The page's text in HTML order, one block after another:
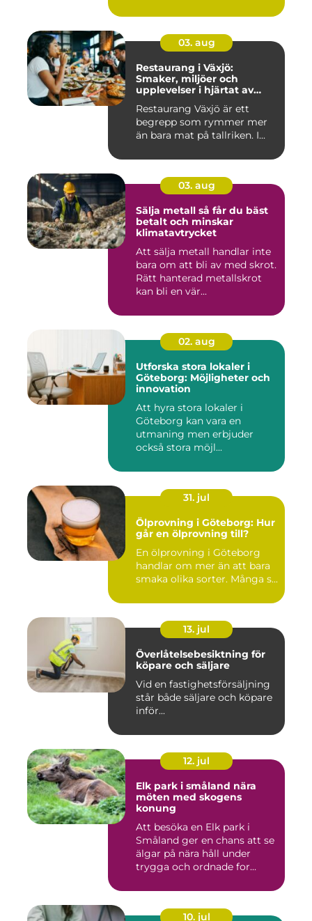
03. aug
Restaurang i Växjö:
Smaker, miljöer och
upplevelser i hjärtat av
Restaurang Växjö är ett
begrepp som rymmer mer
än bara mat på tallriken. I...
03. aug
Sälja metall så får du bäst
betalt och minskar
klimatavtrycket
Att sälja metall handlar inte
bara om att bli av med skrot.
Rätt hanterad metallskrot
kan bli en vär...
02. aug
Utforska stora lokaler i
Göteborg: Möjligheter och
innovation
Att hyra stora lokaler i
Göteborg kan vara en
utmaning men erbjuder
också stora möjl...
31. jul
Ölprovning i Göteborg: Hur
går en ölprovning till?
En ölprovning i Göteborg
handlar om mer än att bara
smaka olika sorter. Många s...
13. jul
Överlåtelsebesiktning för
köpare och säljare
Vid en fastighetsförsäljning
står både säljare och köpare
inför...
12. jul
Elk park i småland nära
möten med skogens
konung
Att besöka en Elk park i
Småland ger en chans att se
älgar på nära håll under
trygga och ordnade for...
10. jul